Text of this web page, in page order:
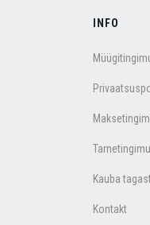
INFO
Kauba
Kontakt